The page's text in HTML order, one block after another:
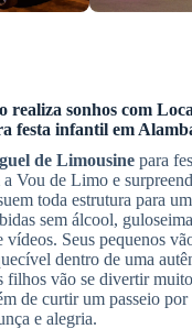
realiza sonhos com
festa infantil em
de Limousine para
a Vou de Limo e
toda estrutura para
sem álcool,
vídeos. Seus pequenos
dentro de uma
filhos vão se divertir
de curtir um passeio por
e alegria.